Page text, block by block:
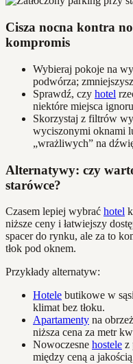
Cisza nocna kontra
kompromis
Wybieraj pokoje na
podwórza;
Sprawdź, czy hotel
niektóre miejsca
Skorzystaj z filtrów
wyciszonymi oknami
„wrażliwych” na
Alternatywy: czy
starówce?
Czasem lepiej wybrać hotel
niższe ceny i łatwiejszy
spacer do rynku, ale za to
tłok pod oknem.
Przykłady alternatyw:
Hotele butikowe w
klimat bez tłoku.
Apartamenty na
niższa cena za metr
Nowoczesne hostele z
między ceną a